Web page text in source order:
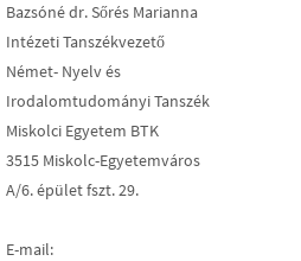
Bazsóné dr. Sőrés Marianna
Intézeti Tanszékvezető
Német- Nyelv és
Irodalomtudományi Tanszék
Miskolci Egyetem BTK
3515 Miskolc-Egyetemváros
A/6. épület fszt. 29.
E-mail: